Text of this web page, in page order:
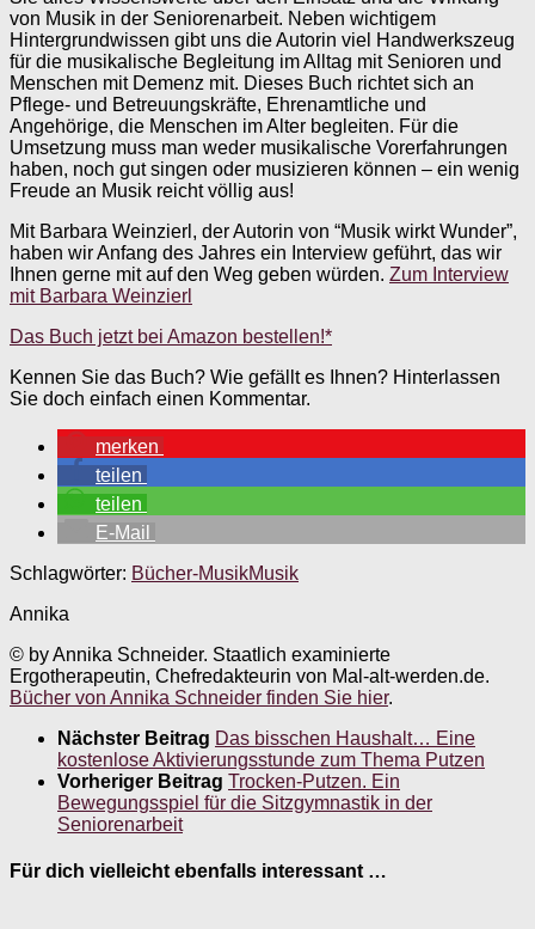
von Musik in der Seniorenarbeit. Neben wichtigem
Hintergrundwissen gibt uns die Autorin viel Handwerkszeug
für die musikalische Begleitung im Alltag mit Senioren und
Menschen mit Demenz mit. Dieses Buch richtet sich an
Pflege- und Betreuungskräfte, Ehrenamtliche und
Angehörige, die Menschen im Alter begleiten. Für die
Umsetzung muss man weder musikalische Vorerfahrungen
haben, noch gut singen oder musizieren können – ein wenig
Freude an Musik reicht völlig aus!
Mit Barbara Weinzierl, der Autorin von “Musik wirkt Wunder”,
haben wir Anfang des Jahres ein Interview geführt, das wir
Ihnen gerne mit auf den Weg geben würden. Zum Interview
mit Barbara Weinzierl
Das Buch jetzt bei Amazon bestellen!*
Kennen Sie das Buch? Wie gefällt es Ihnen? Hinterlassen
Sie doch einfach einen Kommentar.
merken
teilen
teilen
E-Mail
Schlagwörter: Bücher-MusikMusik
Annika
© by Annika Schneider. Staatlich examinierte
Ergotherapeutin, Chefredakteurin von Mal-alt-werden.de.
Bücher von Annika Schneider finden Sie hier.
Nächster Beitrag Das bisschen Haushalt… Eine
kostenlose Aktivierungsstunde zum Thema Putzen
Vorheriger Beitrag Trocken-Putzen. Ein
Bewegungsspiel für die Sitzgymnastik in der
Seniorenarbeit
Für dich vielleicht ebenfalls interessant …